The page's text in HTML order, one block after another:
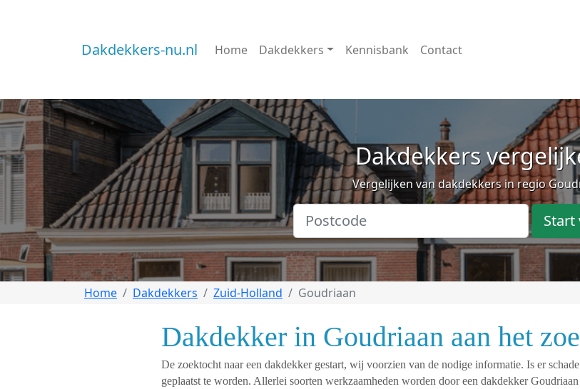
Dakdekkers-nu.nl Home Dakdekkers Kennisbank Contact
Dakdekkers
Vergelijken van dakdekkers in regio
Start
Home Dakdekkers Zuid-Holland Goudriaan
Dakdekker in Goudriaan aan het
De zoektocht naar een dakdekker gestart, wij voorzien van de nodige informatie. Is er
geplaatst te worden. Allerlei soorten werkzaamheden worden door een dakdekker